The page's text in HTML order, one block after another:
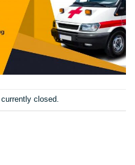
closed.